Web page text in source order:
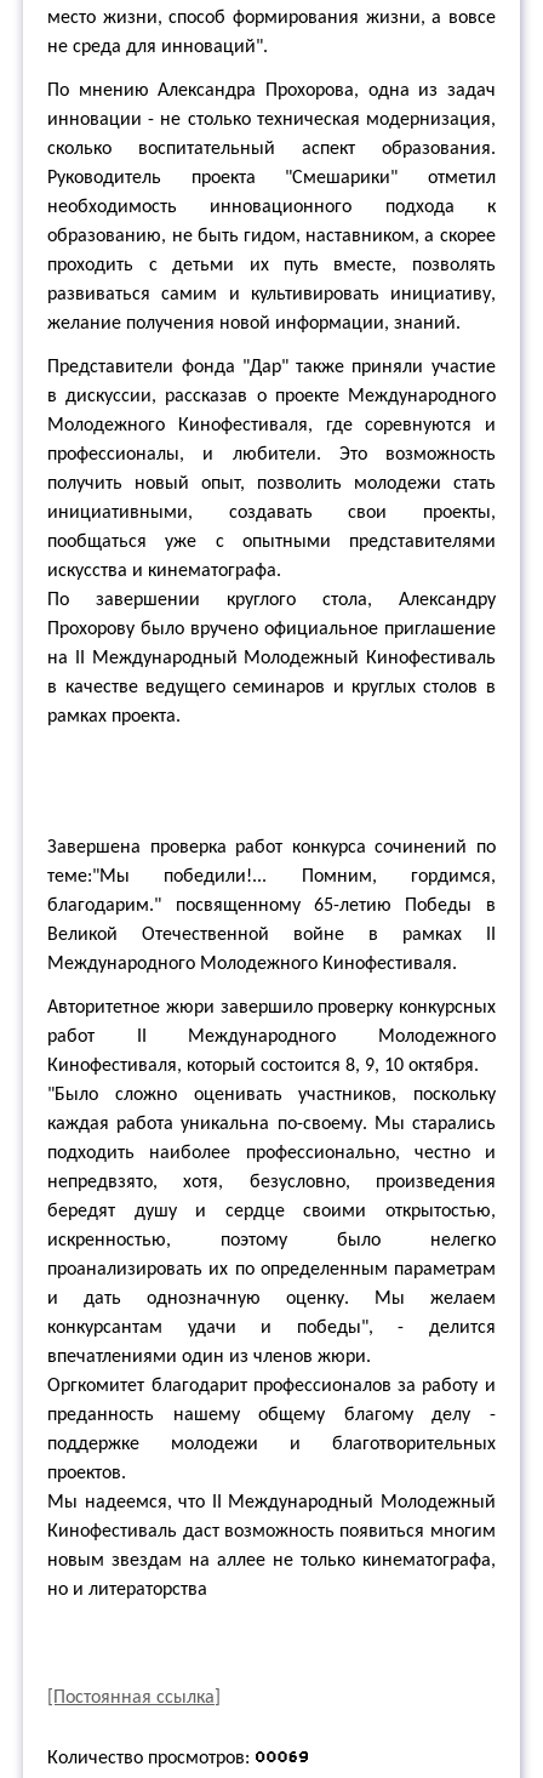
место жизни, способ формирования жизни, а вовсе
не среда для инноваций".
По мнению Александра Прохорова, одна из задач
инновации - не столько техническая модернизация,
сколько воспитательный аспект образования.
Руководитель проекта "Смешарики" отметил
необходимость инновационного подхода к
образованию, не быть гидом, наставником, а скорее
проходить с детьми их путь вместе, позволять
развиваться самим и культивировать инициативу,
желание получения новой информации, знаний.
Представители фонда "Дар" также приняли участие
в дискуссии, рассказав о проекте Международного
Молодежного Кинофестиваля, где соревнуются и
профессионалы, и любители. Это возможность
получить новый опыт, позволить молодежи стать
инициативными, создавать свои проекты,
пообщаться уже с опытными представителями
искусства и кинематографа.
По завершении круглого стола, Александру
Прохорову было вручено официальное приглашение
на II Международный Молодежный Кинофестиваль
в качестве ведущего семинаров и круглых столов в
рамках проекта.
Завершена проверка работ конкурса сочинений по
теме:"Мы победили!... Помним, гордимся,
благодарим." посвященному 65-летию Победы в
Великой Отечественной войне в рамках II
Международного Молодежного Кинофестиваля.
Авторитетное жюри завершило проверку конкурсных
работ II Международного Молодежного
Кинофестиваля, который состоится 8, 9, 10 октября.
"Было сложно оценивать участников, поскольку
каждая работа уникальна по-своему. Мы старались
подходить наиболее профессионально, честно и
непредвзято, хотя, безусловно, произведения
бередят душу и сердце своими открытостью,
искренностью, поэтому было нелегко
проанализировать их по определенным параметрам
и дать однозначную оценку. Мы желаем
конкурсантам удачи и победы", - делится
впечатлениями один из членов жюри.
Оргкомитет благодарит профессионалов за работу и
преданность нашему общему благому делу -
поддержке молодежи и благотворительных
проектов.
Мы надеемся, что II Международный Молодежный
Кинофестиваль даст возможность появиться многим
новым звездам на аллее не только кинематографа,
но и литераторства
[Постоянная ссылка]
Количество просмотров: